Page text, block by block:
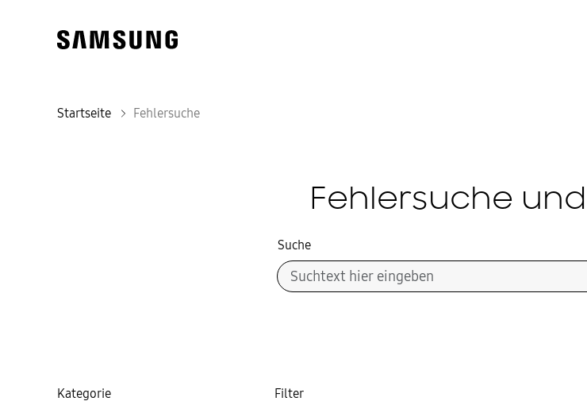
Startseite Fehlersuche
Fehlersuche
Suche
Kategorie
Filter